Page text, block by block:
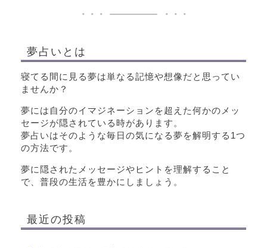
夢占いとは
寝てる間に見る夢は単なる記憶や想像だと思ってい
ませんか？
夢には自分のイマジネーションを超えた何かのメッ
セージが隠されている時があります。
夢占いはそのような毎日の気になる夢を解明する1つ
の方法です。
夢に隠されたメッセージやヒントを理解すること
で、普段の生活を豊かにしましょう。
最近の投稿